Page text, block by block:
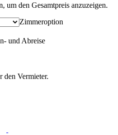
um den Gesamtpreis anzuzeigen.
Zimmeroption
und Abreise
den Vermieter.